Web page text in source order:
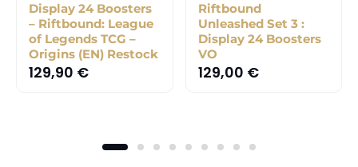
Display 24 Boosters
– Riftbound: League
of Legends TCG –
Origins (EN) Restock
129,90 €
Riftbound
Unleashed Set 3 :
Display 24 Boosters
VO
129,00 €